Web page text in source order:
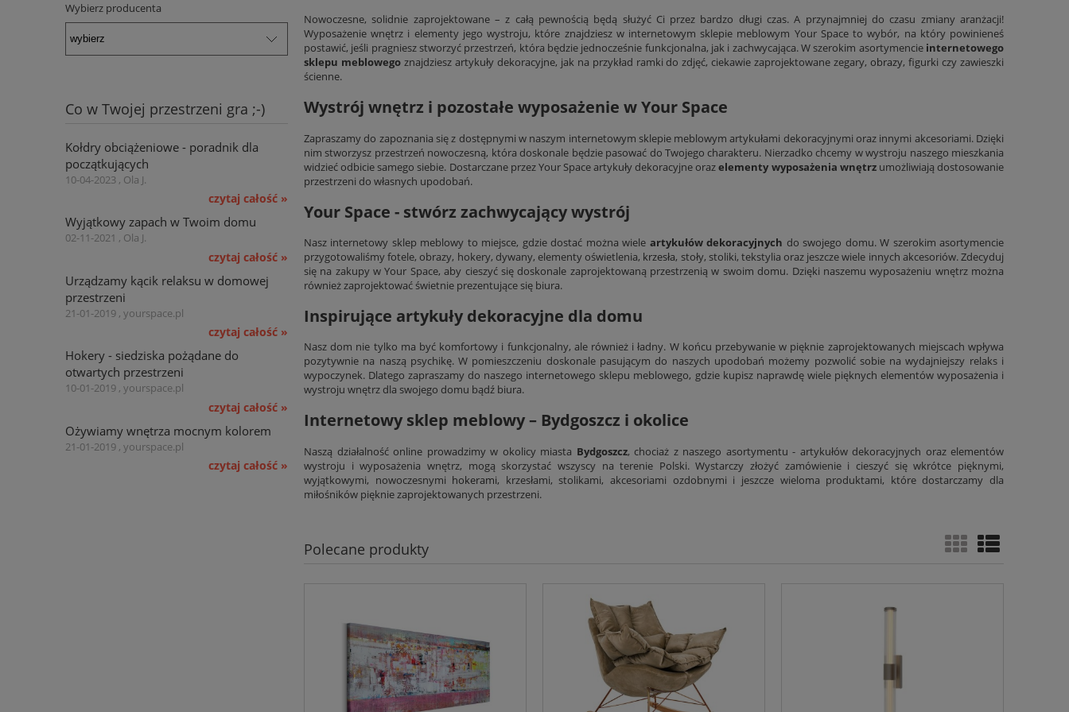
Wybierz producenta
Co w Twojej przestrzeni gra ;-)
Kołdry obciążeniowe - poradnik dla
początkujących
10-04-2023 , Ola J.
czytaj całość »
Wyjątkowy zapach w Twoim domu
02-11-2021 , Ola J.
czytaj całość »
Urządzamy kącik relaksu w domowej
przestrzeni
21-01-2019 , yourspace.pl
czytaj całość »
Hokery - siedziska pożądane do
otwartych przestrzeni
10-01-2019 , yourspace.pl
czytaj całość »
Ożywiamy wnętrza mocnym kolorem
21-01-2019 , yourspace.pl
czytaj całość »
Nowoczesne, solidnie zaprojektowane – z całą pewnością będą służyć Ci przez bardzo długi czas. A przynajmniej do czasu zmiany aranżacji!
Wyposażenie wnętrz i elementy jego wystroju, które znajdziesz w internetowym sklepie meblowym Your Space to wybór, na który powinieneś
postawić, jeśli pragniesz stworzyć przestrzeń, która będzie jednocześnie funkcjonalna, jak i zachwycająca. W szerokim asortymencie internetowego
sklepu meblowegoznajdziesz artykuły dekoracyjne, jak na przykład ramki do zdjęć, ciekawie zaprojektowane zegary,obrazy, figurki czy zawieszki
ścienne.
Wystrój wnętrz i pozostałe wyposażenie w Your Space
Zapraszamy do zapoznania się z dostępnymi w naszym internetowym sklepie meblowym artykułami dekoracyjnymi oraz innymi akcesoriami. Dzięki
nim stworzysz przestrzeń nowoczesną, która doskonale będzie pasować do Twojego charakteru. Nierzadko chcemy w wystroju naszego mieszkania
widzieć odbicie samego siebie. Dostarczane przez Your Space artykuły dekoracyjne orazelementy wyposażenia wnętrzumożliwiają dostosowanie
przestrzeni do własnych upodobań.
Your Space - stwórz zachwycający wystrój
Nasz internetowy sklep meblowy to miejsce, gdzie dostać można wiele artykułów dekoracyjnych do swojego domu. W szerokim asortymencie
przygotowaliśmy fotele, obrazy, hokery, dywany, elementy oświetlenia, krzesła, stoły, stoliki, tekstylia oraz jeszcze wiele innych akcesoriów. Zdecyduj
się na zakupy w Your Space, aby cieszyć się doskonale zaprojektowaną przestrzenią w swoim domu. Dzięki naszemu wyposażeniu wnętrz można
również zaprojektować świetnie prezentujące się biura.
Inspirujące artykuły dekoracyjne dla domu
Nasz dom nie tylko ma być komfortowy i funkcjonalny, ale również i ładny. W końcu przebywanie w pięknie zaprojektowanych miejscach wpływa
pozytywnie na naszą psychikę. W pomieszczeniu doskonale pasującym do naszych upodobań możemy pozwolić sobie na wydajniejszy relaks i
wypoczynek. Dlatego zapraszamy do naszego internetowego sklepu meblowego, gdzie kupisz naprawdę wiele pięknych elementów wyposażenia i
wystroju wnętrz dla swojego domu bądź biura.
Internetowy sklep meblowy – Bydgoszcz i okolice
Naszą działalność online prowadzimy w okolicy miasta Bydgoszcz, chociaż z naszego asortymentu - artykułów dekoracyjnych oraz elementów
wystroju i wyposażenia wnętrz, mogą skorzystać wszyscy na terenie Polski. Wystarczy złożyć zamówienie i cieszyć się wkrótce pięknymi,
wyjątkowymi, nowoczesnymi hokerami, krzesłami, stolikami, akcesoriami ozdobnymi i jeszcze wieloma produktami, które dostarczamy dla
miłośników pięknie zaprojektowanych przestrzeni.
Polecane produkty